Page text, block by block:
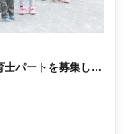
パートを募集しま